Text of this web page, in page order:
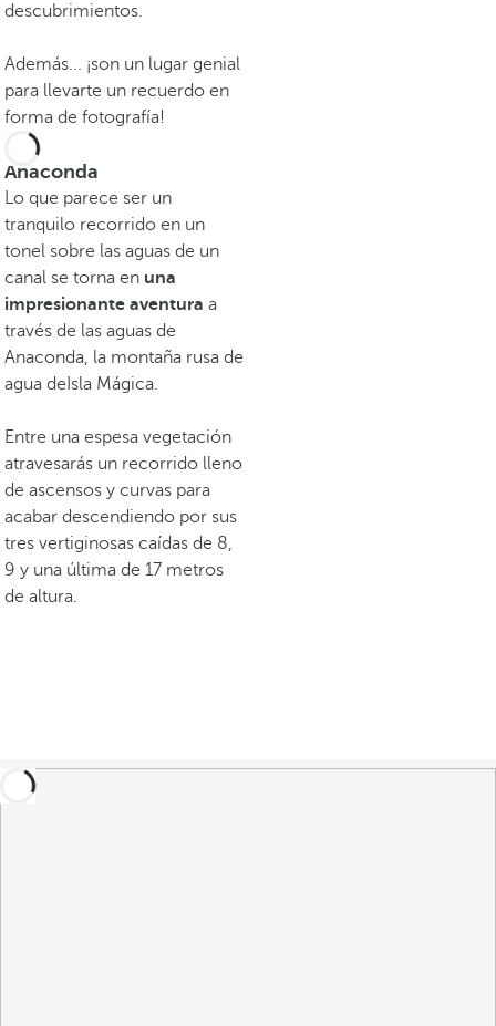
descubrimientos.
Además... ¡son un lugar genial
para llevarte un recuerdo en
forma de fotografía!
Anaconda
Lo que parece ser un
tranquilo recorrido en un
tonel sobre las aguas de un
canal se torna en una
impresionante aventura a
través de las aguas de
Anaconda, la montaña rusa de
agua deIsla Mágica.
Entre una espesa vegetación
atravesarás un recorrido lleno
de ascensos y curvas para
acabar descendiendo por sus
tres vertiginosas caídas de 8,
9 y una última de 17 metros
de altura.